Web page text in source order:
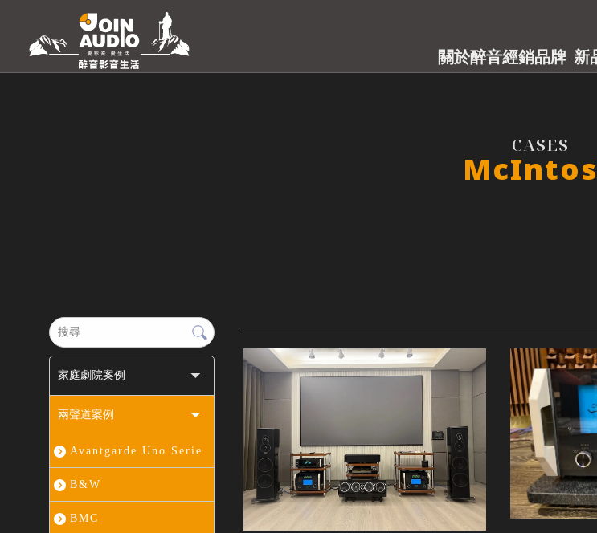
關於醉音經銷品牌 新
家庭劇院案例
兩聲道案例
Avantgarde Uno Serie
B&W
BMC